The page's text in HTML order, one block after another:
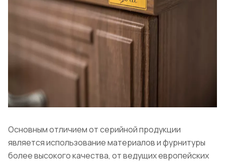
Основным отличием от серийной продукции
является использование материалов и фурнитуры
более высокого качества, от ведущих европейских